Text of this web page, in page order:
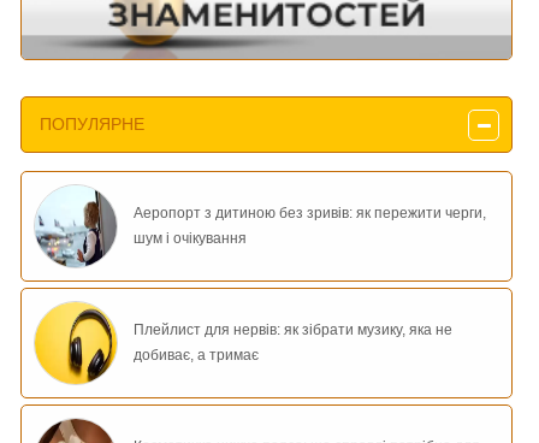
ПОПУЛЯРНЕ
Аеропорт з дитиною без зривів: як пережити черги,
шум і очікування
Плейлист для нервів: як зібрати музику, яка не
добиває, а тримає